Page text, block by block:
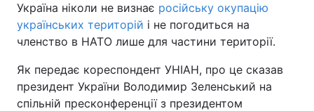
Екологія Регіони
Лонгріди
Відео з Youtube Статті
Україна ніколи не визнає російську окупацію
українських територій і не погодиться на
членство в НАТО лише для частини території.
Як передає кореспондент УНІАН, про це сказав
президент України Володимир Зеленський на
спільній пресконференції з президентом